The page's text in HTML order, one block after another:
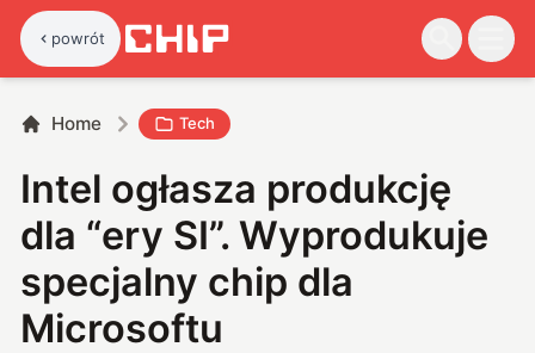
powrót
Home Tech
Intel ogłasza produkcję
dla “ery SI”. Wyprodukuje
specjalny chip dla
Microsoftu